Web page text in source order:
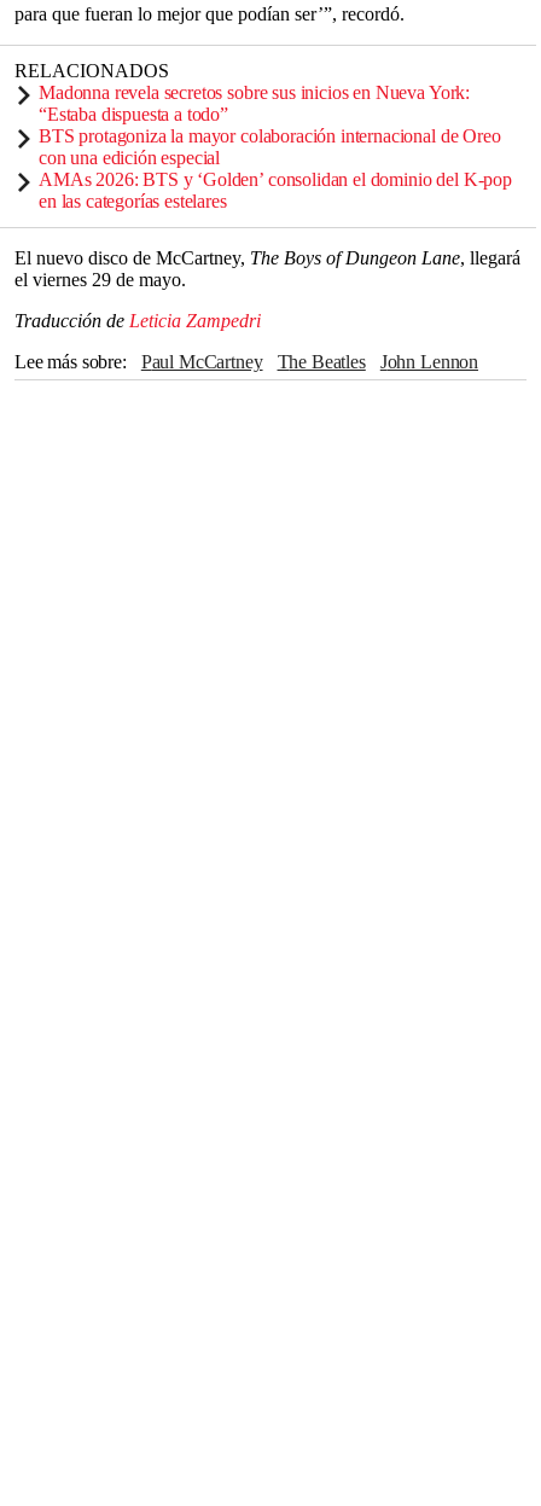
para que fueran lo mejor que podían ser’”, recordó.
RELACIONADOS
Madonna revela secretos sobre sus inicios en Nueva York:
“Estaba dispuesta a todo”
BTS protagoniza la mayor colaboración internacional de Oreo
con una edición especial
AMAs 2026: BTS y ‘Golden’ consolidan el dominio del K-pop
en las categorías estelares
El nuevo disco de McCartney, The Boys of Dungeon Lane, llegará
el viernes 29 de mayo.
Traducción de Leticia Zampedri
Lee más sobre
Paul McCartney The Beatles
John Lennon